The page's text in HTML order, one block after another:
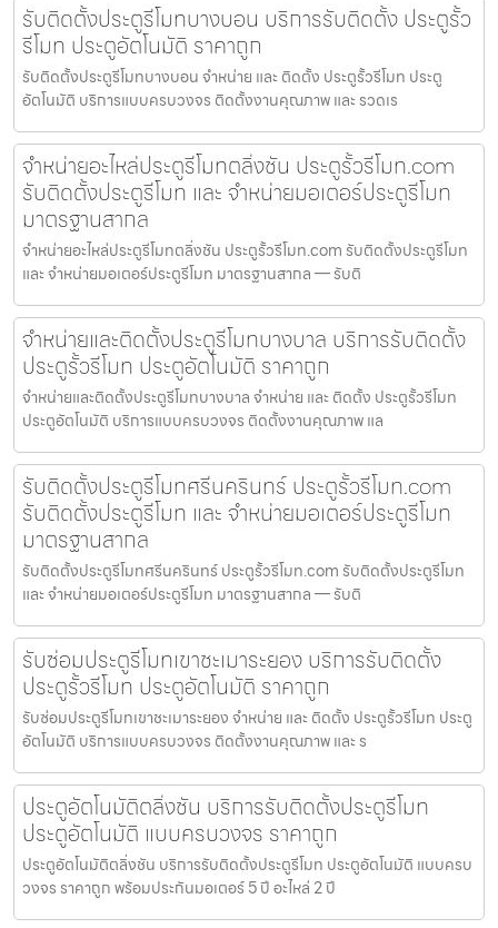
รับติดตั้งประตูรีโมทบางบอน บริการรับติดตั้ง ประตูรั้ว
รีโมท ประตูอัตโนมัติ ราคาถูก
รับติดตั้งประตูรีโมทบางบอน จำหน่าย และ ติดตั้ง ประตูรั้วรีโมท ประตู
อัตโนมัติ บริการแบบครบวงจร ติดตั้งงานคุณภาพ และ รวดเร
จำหน่ายอะไหล่ประตูรีโมทตลิ่งชัน ประตูรั้วรีโมท.com
รับติดตั้งประตูรีโมท และ จำหน่ายมอเตอร์ประตูรีโมท
มาตรฐานสากล
จำหน่ายอะไหล่ประตูรีโมทตลิ่งชัน ประตูรั้วรีโมท.com รับติดตั้งประตูรีโมท
และ จำหน่ายมอเตอร์ประตูรีโมท มาตรฐานสากล — รับติ
จำหน่ายและติดตั้งประตูรีโมทบางบาล บริการรับติดตั้ง
ประตูรั้วรีโมท ประตูอัตโนมัติ ราคาถูก
จำหน่ายและติดตั้งประตูรีโมทบางบาล จำหน่าย และ ติดตั้ง ประตูรั้วรีโมท
ประตูอัตโนมัติ บริการแบบครบวงจร ติดตั้งงานคุณภาพ แล
รับติดตั้งประตูรีโมทศรีนครินทร์ ประตูรั้วรีโมท.com
รับติดตั้งประตูรีโมท และ จำหน่ายมอเตอร์ประตูรีโมท
มาตรฐานสากล
รับติดตั้งประตูรีโมทศรีนครินทร์ ประตูรั้วรีโมท.com รับติดตั้งประตูรีโมท
และ จำหน่ายมอเตอร์ประตูรีโมท มาตรฐานสากล — รับติ
รับซ่อมประตูรีโมทเขาชะเมาระยอง บริการรับติดตั้ง
ประตูรั้วรีโมท ประตูอัตโนมัติ ราคาถูก
รับซ่อมประตูรีโมทเขาชะเมาระยอง จำหน่าย และ ติดตั้ง ประตูรั้วรีโมท ประตู
อัตโนมัติ บริการแบบครบวงจร ติดตั้งงานคุณภาพ และ ร
ประตูอัตโนมัติตลิ่งชัน บริการรับติดตั้งประตูรีโมท
ประตูอัตโนมัติ แบบครบวงจร ราคาถูก
ประตูอัตโนมัติตลิ่งชัน บริการรับติดตั้งประตูรีโมท ประตูอัตโนมัติ แบบครบ
วงจร ราคาถูก พร้อมประกันมอเตอร์ 5 ปี อะไหล่ 2 ปี